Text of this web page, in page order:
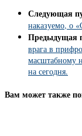
Следующая
наказуемо, о
Предыдущая
врага в
масштабному
на сегодня.
Вам может также